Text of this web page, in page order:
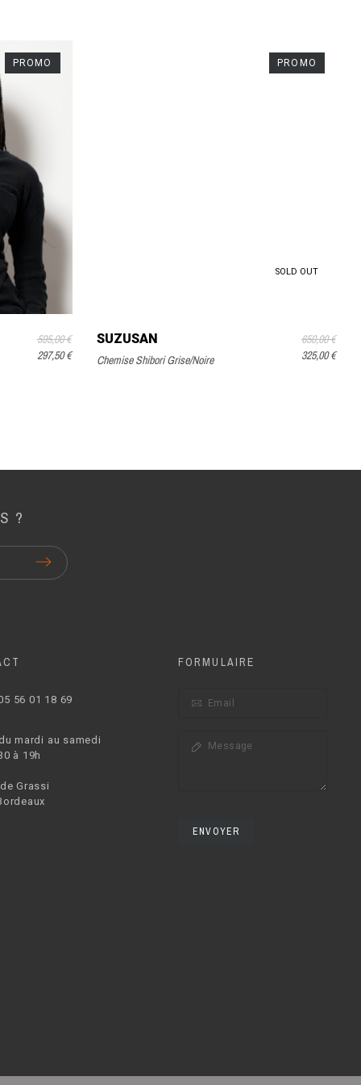
595,00 €
297,50 €
PROMO
SUZUSAN
Chemise Shibori Grise/Noire
650,00 €
325,00 €
SOLD OUT
PROMO
?
56 01 18 69
mardi au samedi
à 19h
Grassi
FORMULAIRE
ENVOYER